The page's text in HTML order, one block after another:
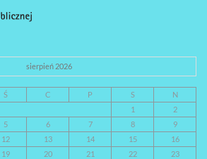
sierpień 2026
Ś C P S
N
1
2
5 6 7 8
9
12 13 14 15
16
19 20 21 22
23